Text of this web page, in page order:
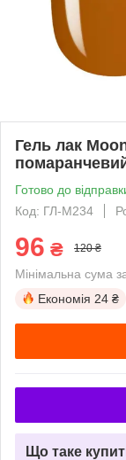
Гель лак
Готово до
Код: ГЛ-М234
96 ₴ 120 ₴
Мінімальна сума
Економія 24 ₴
Що таке